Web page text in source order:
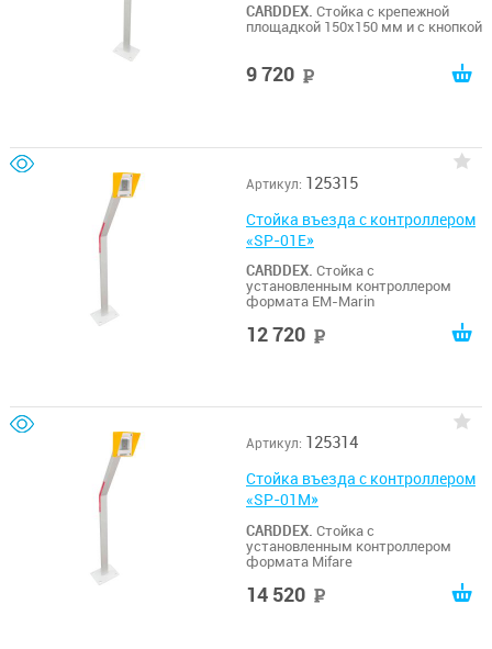
CARDDEX. Стойка с крепежной
площадкой 150х150 мм и с кнопкой
9 720
Артикул: 125315
Стойка въезда с контроллером
«SP-01E»
CARDDEX. Стойка с
установленным контроллером
формата EM-Marin
12 720
Артикул: 125314
Стойка въезда с контроллером
«SP-01M»
CARDDEX. Стойка с
установленным контроллером
формата Mifare
14 520